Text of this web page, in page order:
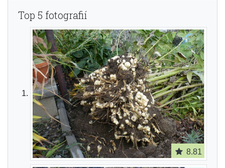
Top 5 fotografií
8.81